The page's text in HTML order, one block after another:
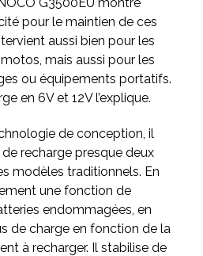
pour le maintien de ces
aussi bien pour les
mais aussi pour les
ou équipements portatifs.
en 6V et 12V l’explique.
de conception, il
recharge presque deux
modèles traditionnels. En
une fonction de
endommagées, en
de charge en fonction de la
à recharger. Il stabilise de